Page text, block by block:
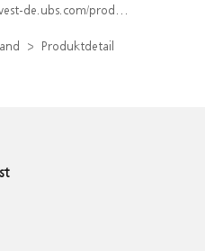
produkt/detail/index/isin/DE000WA6ENF2
Produktdetail